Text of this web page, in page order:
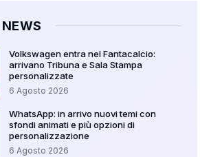
Volkswagen entra nel Fantacalcio:
arrivano Tribuna e Sala Stampa
personalizzate
6 Agosto 2026
WhatsApp: in arrivo nuovi temi con
sfondi animati e più opzioni di
personalizzazione
6 Agosto 2026